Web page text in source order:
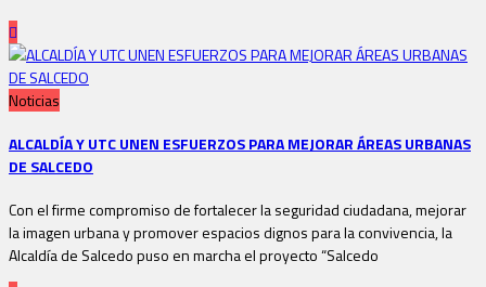
Noticias
ALCALDÍA Y UTC UNEN ESFUERZOS PARA MEJORAR ÁREAS URBANAS
DE SALCEDO
Con el firme compromiso de fortalecer la seguridad ciudadana, mejorar
la imagen urbana y promover espacios dignos para la convivencia, la
Alcaldía de Salcedo puso en marcha el proyecto “Salcedo